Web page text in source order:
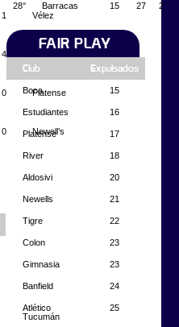
1 Vélez
4
0 Platense
0 Newell’s
28° Barracas 15 27 2
FAIR PLAY
Club Expulsados
Boca 15
Estudiantes 16
Platense 17
River 18
Aldosivi 20
Newells 21
Tigre 22
Colon 23
Gimnasia 23
Banfield 24
Atlético
Tucumán
25